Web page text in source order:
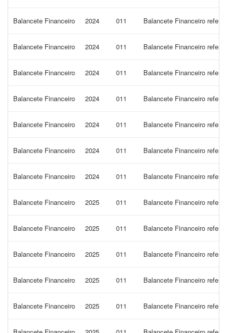
Balancete Financeiro 2024 011 Balancete Financeiro
Balancete Financeiro 2024 011 Balancete Financeiro
Balancete Financeiro 2024 011 Balancete Financeiro
Balancete Financeiro 2024 011 Balancete Financeiro
Balancete Financeiro 2024 011 Balancete Financeiro
Balancete Financeiro 2024 011 Balancete Financeiro
Balancete Financeiro 2024 011 Balancete Financeiro
Balancete Financeiro 2025 011 Balancete Financeiro
Balancete Financeiro 2025 011 Balancete Financeiro
Balancete Financeiro 2025 011 Balancete Financeiro
Balancete Financeiro 2025 011 Balancete Financeiro
Balancete Financeiro 2025 011 Balancete Financeiro